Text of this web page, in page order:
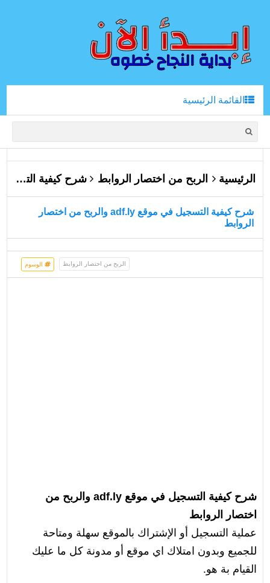
القائمة الرئيسية
الرئيسية الربح من اختصار الروابط شرح كيفية التسجيل في موقع adf.ly والربح من اختصار الروابط
شرح كيفية التسجيل في موقع adf.ly والربح من اختصار
الروابط
الوسوم الربح من اختصار الروابط
شرح كيفية التسجيل في موقعadf.ly والربح من
اختصار الروابط
عملية التسجيل أو الإشتراك بالموقع سهلة ومتاحة
للجميع وبدون امتلاك اي موقع أو مدونة كل ما عليك
القيام بة هو.